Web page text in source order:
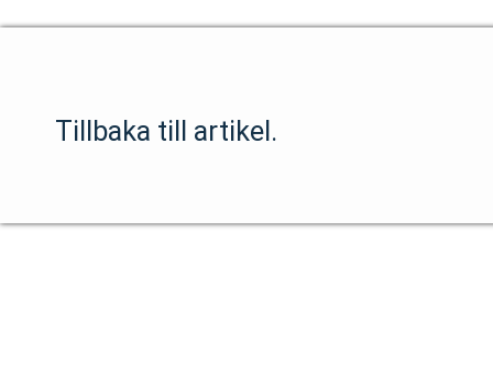
Tillbaka till artikel.